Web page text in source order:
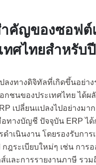
คัญของซอฟต์
ทศไทยสำหรับ
ลงทางดิจิทัลที่เกิดขึ้นอย่าง
กชนของประเทศไทย ได้
เปลี่ยนแปลงไปอย่างมา
อทางบัญชี ปัจจุบัน ERP ได้
ำเนินงาน โดยรองรับการ
กฎระเบียบใหม่ๆ เช่น การ
และการรายงานภาษี รวม